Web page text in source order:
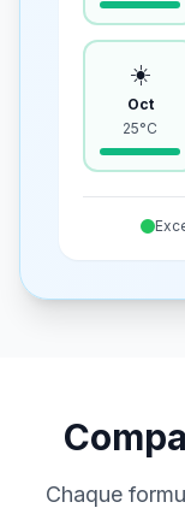
☀️
Oct
25°C
Chaque